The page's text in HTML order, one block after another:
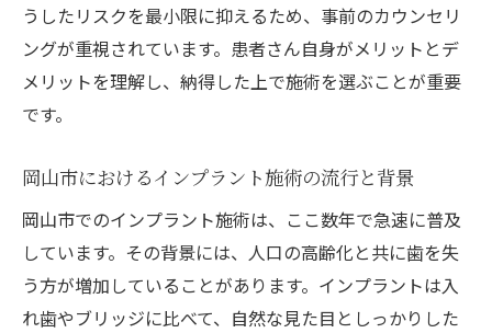
岡山市の専門医が教えるメンテナンスのコ
ツ
インプラント設置で日常生活を豊かに岡山市の
事例紹介
インプラントによる生活改善事例
うしたリスクを最小限に抑えるため、事前のカウンセリ
ングが重視されています。患者さん自身がメリットとデ
メリットを理解し、納得した上で施術を選ぶことが重要
です。
岡山市におけるインプラント施術の流行と背景
岡山市でのインプラント施術は、ここ数年で急速に普及
しています。その背景には、人口の高齢化と共に歯を失
う方が増加していることがあります。インプラントは入
れ歯やブリッジに比べて、自然な見た目としっかりした